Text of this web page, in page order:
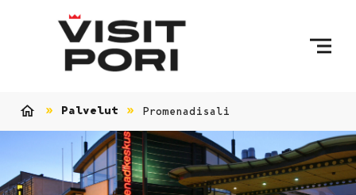
Palvelut Promenadisali